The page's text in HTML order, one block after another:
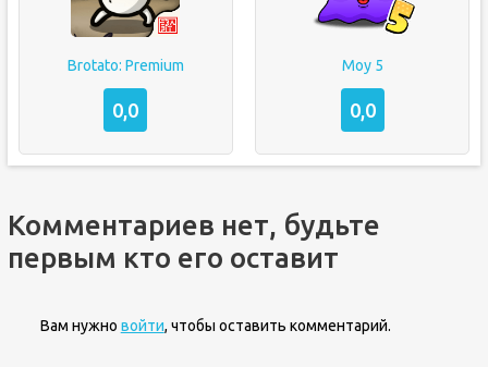
Brotato: Premium
0,0
Moy 5
0,0
Комментариев нет, будьте
первым кто его оставит
Вам нужно войти, чтобы оставить комментарий.